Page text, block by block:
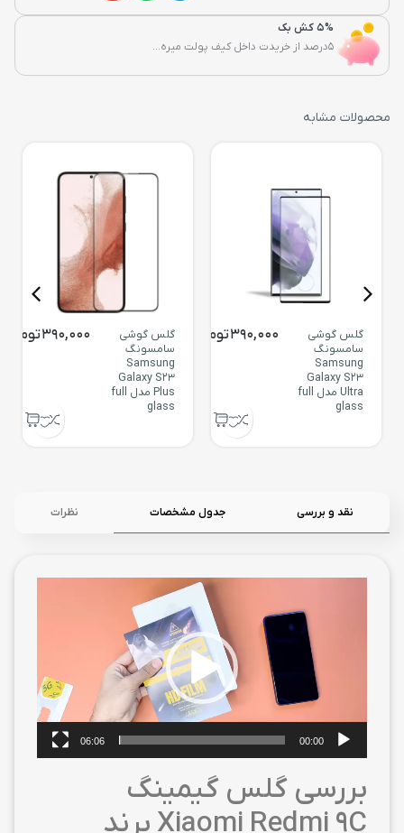
5% کش بک
5درصد از خریدت داخل کیف پولت میره...
محصولات مشابه
گلس گوشی
سامسونگ
Samsung
Galaxy S23
Ultra مدل full
glass
390,000تومان
گلس گوشی
سامسونگ
Samsung
Galaxy S23
Plus مدل full
glass
390,000تومان
نقد و بررسی جدول مشخصات نظرات
00:00
06:06
بررسی گلس گیمینگ
Xiaomi Redmi 9C برند